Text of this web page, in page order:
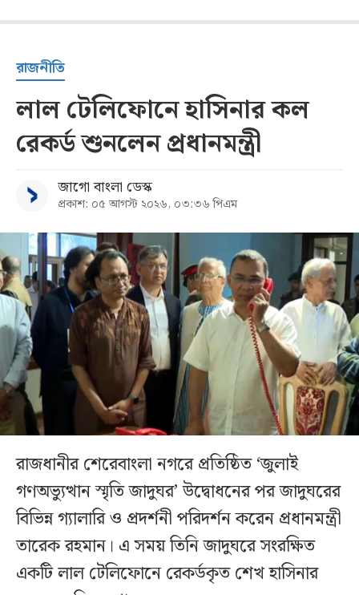
রাজনীতি
লাল টেলিফোনে হাসিনার কল
রেকর্ড শুনলেন প্রধানমন্ত্রী
জাগো বাংলা ডেস্ক
প্রকাশ: ০৫ আগস্ট ২০২৬, ০৩:৩৬ পিএম
রাজধানীর শেরেবাংলা নগরে প্রতিষ্ঠিত ‘জুলাই
গণঅভ্যুত্থান স্মৃতি জাদুঘর’ উদ্বোধনের পর জাদুঘরের
বিভিন্ন গ্যালারি ও প্রদর্শনী পরিদর্শন করেন প্রধানমন্ত্রী
তারেক রহমান। এ সময় তিনি জাদুঘরে সংরক্ষিত
একটি লাল টেলিফোনে রেকর্ডকৃত শেখ হাসিনার